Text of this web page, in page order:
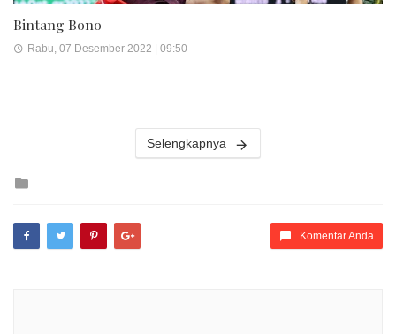
Bintang Bono
Rabu, 07 Desember 2022 | 09:50
Selengkapnya
Komentar Anda